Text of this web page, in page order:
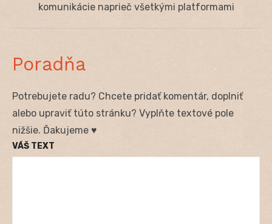
post:komunikácie naprieč všetkými platformami
Poradňa
Potrebujete radu? Chcete pridať komentár, doplniť
alebo upraviť túto stránku? Vyplňte textové pole
nižšie. Ďakujeme ♥
VÁŠ TEXT